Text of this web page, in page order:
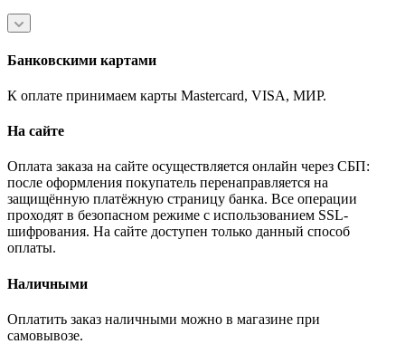
Банковскими картами
К оплате принимаем карты Mastercard, VISA, МИР.
На сайте
Оплата заказа на сайте осуществляется онлайн через СБП:
после оформления покупатель перенаправляется на
защищённую платёжную страницу банка. Все операции
проходят в безопасном режиме с использованием SSL-
шифрования. На сайте доступен только данный способ
оплаты.
Наличными
Оплатить заказ наличными можно в магазине при
самовывозе.